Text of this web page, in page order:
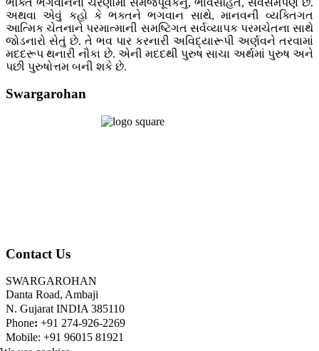
અથવા એવું કહો કે ભક્તને ભગવાન સાથે, માનવની વ્યક્તિગત
આત્મિક ચેતનાને પરમાત્માની સમષ્ટિગત સર્વવ્યાપક પરમચેતના સાથે
જોડનારો સેતું છે. તે ભવ પાર કરનારી અવિદ્યારૂપી અર્ણવને તરવામાં
મદદરૂપ થનારી નૌકા છે. એની મદદથી પુરુષ સાચા અર્થમાં પુરુષ અને
પછી પુરુષોત્તમ બની શકે છે.
Swargarohan
Contact Us
SWARGAROHAN
Danta Road, Ambaji
N. Gujarat INDIA 385110
Phone: +91 274-926-2269
Mobile: +91 96015 81921